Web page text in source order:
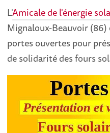
L'Amicale de l'énergie
Mignaloux-Beauvoir (86)
portes ouvertes pour
de solidarité des fours